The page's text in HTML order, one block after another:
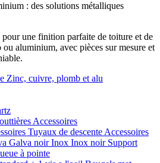
: des solutions métalliques
une finition parfaite de toiture et de
aluminium, avec pièces sur mesure et
Zinc, cuivre, plomb et alu
Accessoires
Tuyaux de descente Accessoires
Galva noirInox Inox noir Support
à pointe